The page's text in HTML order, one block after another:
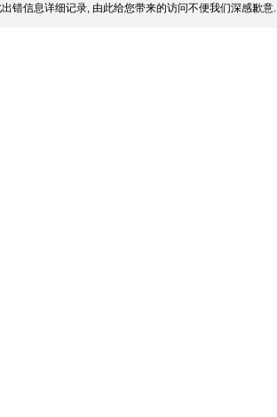
错信息详细记录, 由此给您带来的访问不便我们深感歉意.